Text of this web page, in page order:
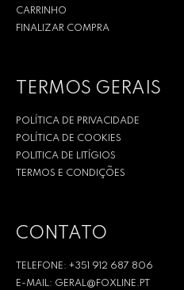
CARRINHO
FINALIZAR COMPRA
TERMOS GERAIS
POLÍTICA DE PRIVACIDADE
POLÍTICA DE COOKIES
POLITICA DE LITÍGIOS
TERMOS E CONDIÇÕES
CONTATO
TELEFONE: +351 912 687 806
E-MAIL: GERAL@FOXLINE.PT